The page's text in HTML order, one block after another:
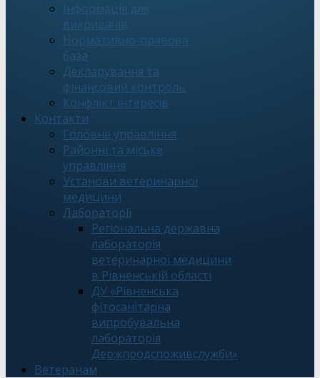
Інформація для
викривачів
Нормативно-правова
база
Декларування та
фінансовий контроль
Конфлікт інтересів
Контакти
Головне управління
Районні та міське
управління
Установи ветеринарної
медицини
Лабораторії
Регіональна державна
лабораторія
ветеринарної медицини
в Рівненській області
ДУ «Рівненська
фітосанітарна
випробувальна
лабораторія
Держпродспоживслужби»
Ветеранам